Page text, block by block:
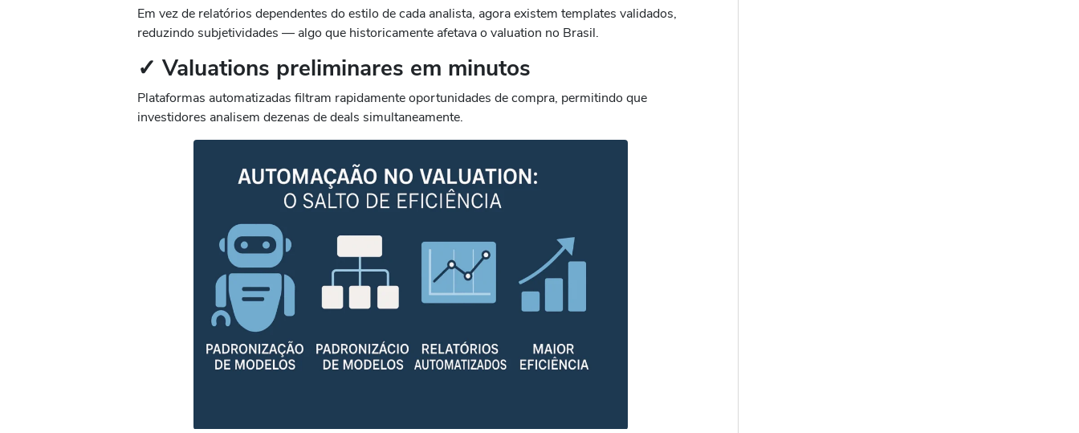
Em vez de relatórios dependentes do estilo de cada analista, agora existem templates validados,
reduzindo subjetividades — algo que historicamente afetava o valuation no Brasil.
✓ Valuations preliminares em minutos
Plataformas automatizadas filtram rapidamente oportunidades de compra, permitindo que
investidores analisem dezenas de deals simultaneamente.